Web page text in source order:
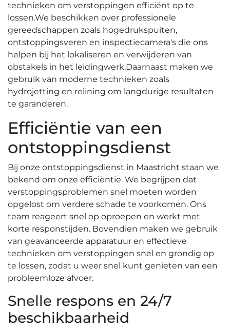
technieken om verstoppingen efficiënt op te
lossen.​ We beschikken over professionele
gereedschappen zoals hogedrukspuiten,
ontstoppingsveren en inspectiecamera's die ons
helpen bij het lokaliseren en verwijderen van
obstakels in het leidingwerk.​ Daarnaast maken we
gebruik van moderne technieken zoals
hydrojetting en relining om langdurige resultaten
te garanderen.​
Efficiëntie van een
ontstoppingsdienst
Bij onze ontstoppingsdienst in Maastricht staan we
bekend om onze efficiëntie.​ We begrijpen dat
verstoppingsproblemen snel moeten worden
opgelost om verdere schade te voorkomen. Ons
team reageert snel op oproepen en werkt met
korte responstijden.​ Bovendien maken we gebruik
van geavanceerde apparatuur en effectieve
technieken om verstoppingen snel en grondig op
te lossen, zodat u weer snel kunt genieten van een
probleemloze afvoer.​
Snelle respons en 24/7
beschikbaarheid